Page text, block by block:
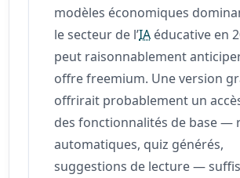
modèles économiques
le secteur de l’IA éducative en
peut raisonnablement
offre freemium. Une version
offrirait probablement un
des fonctionnalités de base —
automatiques, quiz générés,
suggestions de lecture —